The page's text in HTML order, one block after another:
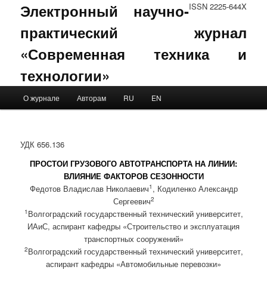
ISSN 2225-644X
Электронный научно-
практический журнал
«Современная техника и
технологии»
Skip to primary content
Skip to secondary content
О журнале Авторам RU EN
УДК 656.136
ПРОСТОИ ГРУЗОВОГО АВТОТРАНСПОРТА НА ЛИНИИ:
ВЛИЯНИЕ ФАКТОРОВ СЕЗОННОСТИ
Федотов Владислав Николаевич1 , Кодиленко Александр
Сергеевич2
1 Волгоградский государственный технический университет,
ИАиС, аспирант кафедры «Строительство и эксплуатация
транспортных сооружений»
2Волгоградский государственный технический университет,
аспирант кафедры «Автомобильные перевозки»